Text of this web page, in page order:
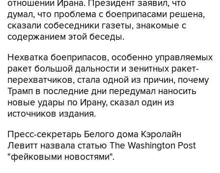
отношении Ирана. Президент заявил, что
думал, что проблема с боеприпасами решена,
сказали собеседники газеты, знакомые с
содержанием этой беседы.
Нехватка боеприпасов, особенно управляемых
ракет большой дальности и зенитных ракет-
перехватчиков, стала одной из причин, почему
Трамп в последние дни передумал наносить
новые удары по Ирану, сказал один из
источников издания.
Пресс-секретарь Белого дома Кэролайн
Левитт назвала статью The Washington Post
"фейковыми новостями".